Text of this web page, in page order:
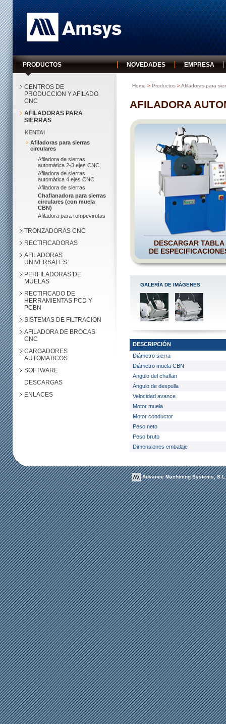
Amsys
PRODUCTOS
CENTROS DE
PRODUCCION Y AFILADO
CNC
AFILADORAS PARA
SIERRAS
KENTAI
Afiladoras para sierras
circulares
Afiladora de sierras
automática 2-3 ejes CNC
Afiladora de sierras
automática 4 ejes CNC
Afiladora de sierras
Chaflanadora para sierras
circulares (con muela
CBN)
Afiladora para rompevirutas
TRONZADORAS CNC
RECTIFICADORAS
AFILADORAS
UNIVERSALES
PERFILADORAS DE
MUELAS
RECTIFICADO DE
HERRAMIENTAS PCD Y
PCBN
SISTEMAS DE FILTRACION
AFILADORA DE BROCAS
CNC
CARGADORES
AUTOMATICOS
SOFTWARE
DESCARGAS
ENLACES
NOVEDADES EMPRESA
Home > Productos >Afiladoras para
AFILADORA
DESCARGAR TABLA
DE
GALERÍA DE IMÁGENES
DESCRIPCIÓN
Diámetro sierra
Diámetro muela CBN
Angulo del chaflan
Ángulo de despulla
Velocidad avance
Motor muela
Motor conductor
Peso neto
Peso bruto
Dimensiones embalaje
Advance Machining Systems,